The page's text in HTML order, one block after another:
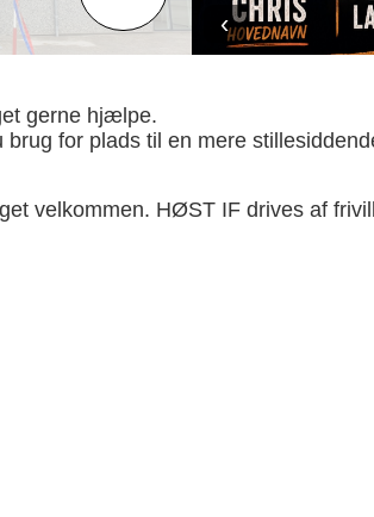
‹
gerne hjælpe.
for plads til en mere
velkommen. HØST IF drives af